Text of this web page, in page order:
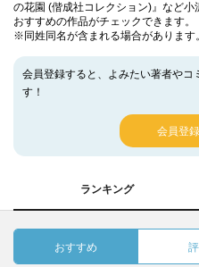
の花園 (偕成社コレクション)』など
おすすめの作品がチェックできます。
※同姓同名が含まれる場合があります。
会員登録すると、よみたい著者やコ
す！
会員登
ランキング
おすすめ